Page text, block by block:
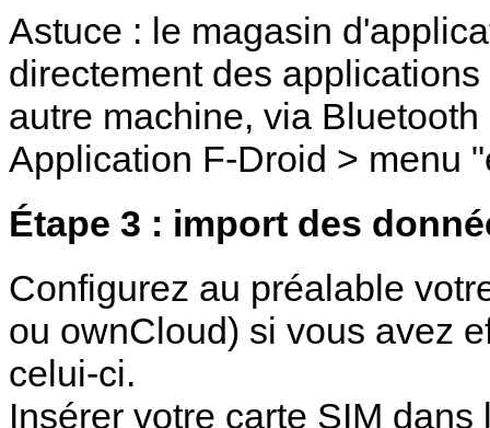
Astuce : le magasin
directement des
autre machine, via Bluetooth
Application F-Droid > menu
Étape 3 : import des
Configurez au préalable
ou ownCloud) si vous avez
celui-ci.
Insérer votre carte SIM